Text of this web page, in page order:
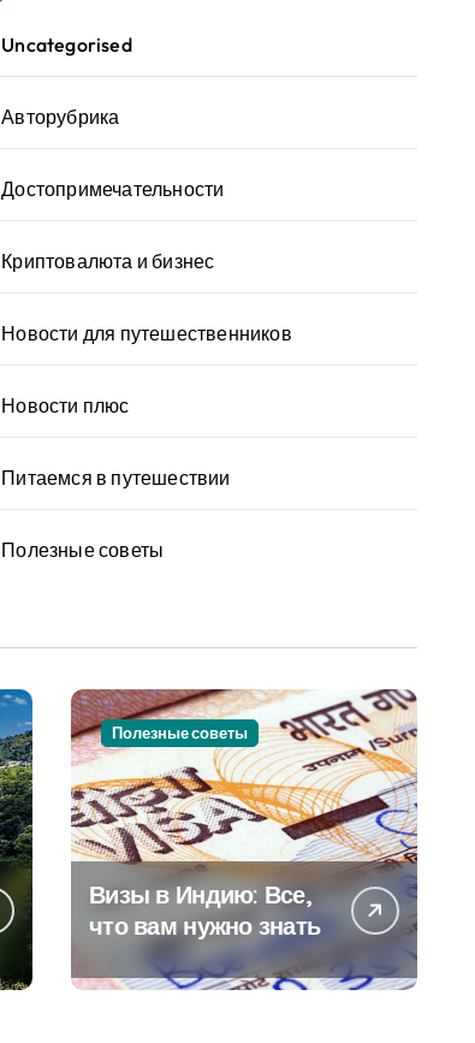
Uncategorised
Авторубрика
Достопримечательности
Криптовалюта и бизнес
Новости для путешественников
Новости плюс
Питаемся в путешествии
Полезные советы
Полезные советы
Визы в Индию: Все,
что вам нужно знать